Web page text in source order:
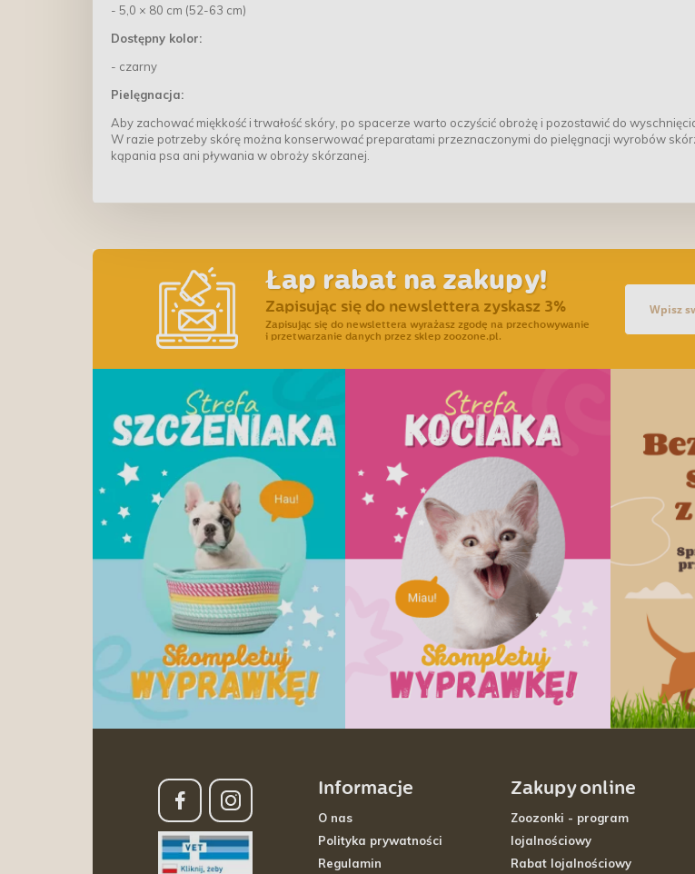
- 5,0 × 80 cm (52-63 cm)
Dostępny kolor:
- czarny
Pielęgnacja:
Aby zachować miękkość i trwałość skóry, po spacerze warto oczyścić obrożę i pozostawić do
W razie potrzeby skórę można konserwować preparatami przeznaczonymi do pielęgnacji wyrobów
kąpania psa ani pływania w obroży skórzanej.
Łap rabat na zakupy!
Zapisując się do newslettera zyskasz 3%
Zapisując się do newslettera wyrażasz zgodę na przechowywanie
i przetwarzanie danych przez sklep zoozone.pl.
Informacje
O nas
Polityka prywatności
Regulamin
Zakupy online
Zoozonki - program
lojalnościowy
Rabat lojalnościowy